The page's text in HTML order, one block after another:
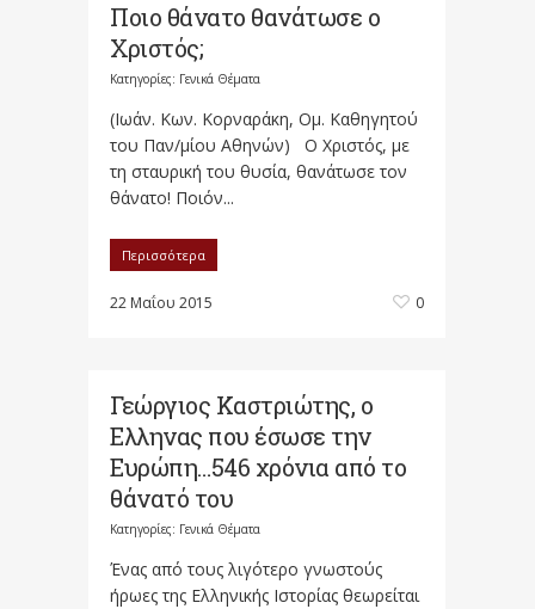
Ποιο θάνατο θανάτωσε ο
Χριστός;
Κατηγορίες: Γενικά Θέματα
(Ιωάν. Κων. Κορναράκη, Ομ. Καθηγητού
του Παν/μίου Αθηνών) Ο Χριστός, με
τη σταυρική του θυσία, θανάτωσε τον
θάνατο! Ποιόν...
Περισσότερα
22 Μαΐου 2015 0
Γεώργιος Καστριώτης, ο
Eλληνας που έσωσε την
Ευρώπη…546 χρόνια από το
θάνατό του
Κατηγορίες: Γενικά Θέματα
Ένας από τους λιγότερο γνωστούς
ήρωες της Ελληνικής Ιστορίας θεωρείται